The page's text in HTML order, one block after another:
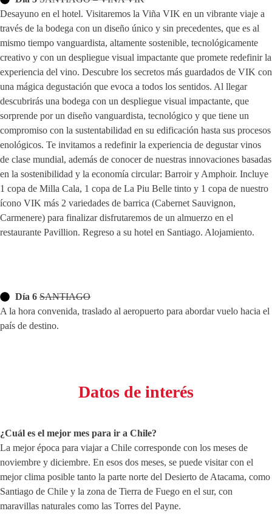
Desayuno en el hotel. Visitaremos la Viña VIK en un vibrante viaje a
través de la bodega con un diseño único y sin precedentes, que es al
mismo tiempo vanguardista, altamente sostenible, tecnológicamente
creativo y con un despliegue visual impactante que promete redefinir la
experiencia del vino. Descubre los secretos más guardados de VIK con
una mágica degustación que evoca a todos los sentidos. Al llegar
descubrirás una bodega con un despliegue visual impactante, que
sorprende por un diseño vanguardista, tecnológico y que tiene un
compromiso con la sustentabilidad en su edificación hasta sus procesos
enológicos. Te invitamos a redefinir la experiencia de degustar vinos
de clase mundial, además de conocer de nuestras innovaciones basadas
en la sostenibilidad y la economía circular: Barroir y Amphoir. Incluye
1 copa de Milla Cala, 1 copa de La Piu Belle tinto y 1 copa de nuestro
ícono VIK más 2 variedades de barrica (Cabernet Sauvignon,
Carmenere) para finalizar disfrutaremos de un almuerzo en el
restaurante Pavillion. Regreso a su hotel en Santiago. Alojamiento.
Día 6 SANTIAGO
A la hora convenida, traslado al aeropuerto para abordar vuelo hacia el
país de destino.
Datos de interés
¿Cuál es el mejor mes para ir a Chile?
La mejor época para viajar a Chile corresponde con los meses de
noviembre y diciembre. En esos dos meses, se puede visitar con el
mejor clima posible tanto la parte norte del Desierto de Atacama, como
Santiago de Chile y la zona de Tierra de Fuego en el sur, con
maravillas naturales como las Torres del Payne.